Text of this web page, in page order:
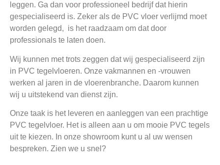
leggen. Ga dan voor professioneel bedrijf dat hierin
gespecialiseerd is. Zeker als de PVC vloer verlijmd moet
worden gelegd, is het raadzaam om dat door
professionals te laten doen.
Wij kunnen met trots zeggen dat wij gespecialiseerd zijn
in PVC tegelvloeren. Onze vakmannen en -vrouwen
werken al jaren in de vloerenbranche. Daarom kunnen
wij u uitstekend van dienst zijn.
Onze taak is het leveren en aanleggen van een prachtige
PVC tegelvloer. Het is alleen aan u om mooie PVC tegels
uit te kiezen. In onze showroom kunt u al uw wensen
bespreken. Zien we u snel?